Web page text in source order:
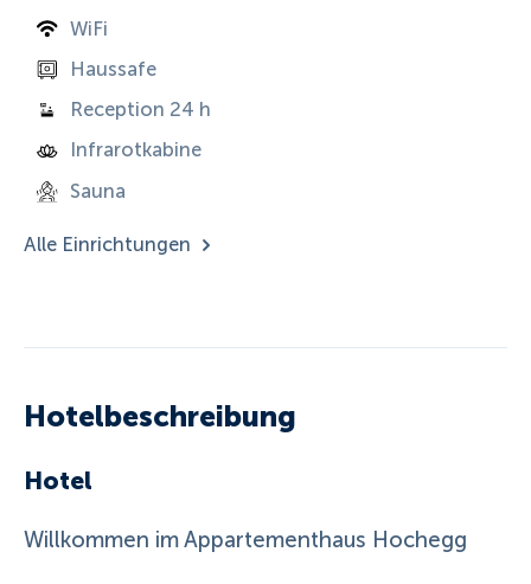
WiFi
Haussafe
Reception 24 h
Infrarotkabine
Sauna
Alle Einrichtungen
Hotelbeschreibung
Hotel
Willkommen im Appartementhaus Hochegg